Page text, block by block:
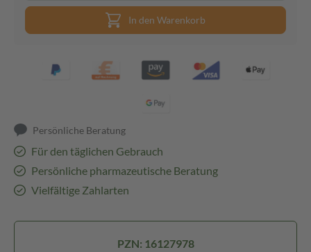
In den Warenkorb
Persönliche Beratung
Für den täglichen Gebrauch
Persönliche pharmazeutische Beratung
Vielfältige Zahlarten
PZN: 16127978